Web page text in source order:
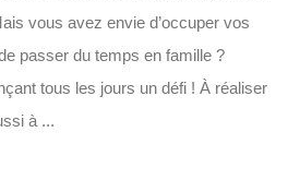
vous avez envie d’occuper vos
passer du temps en famille ?
tous les jours un défi ! À réaliser
à ...